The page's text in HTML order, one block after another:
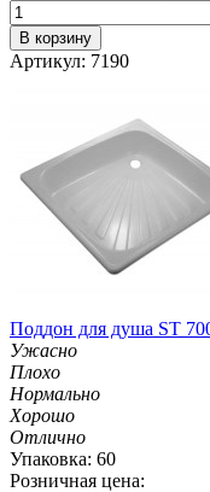
В корзину
Артикул: 7190
Поддон для душа ST
Ужасно
Плохо
Нормально
Хорошо
Отлично
Упаковка: 60
Розничная цена: